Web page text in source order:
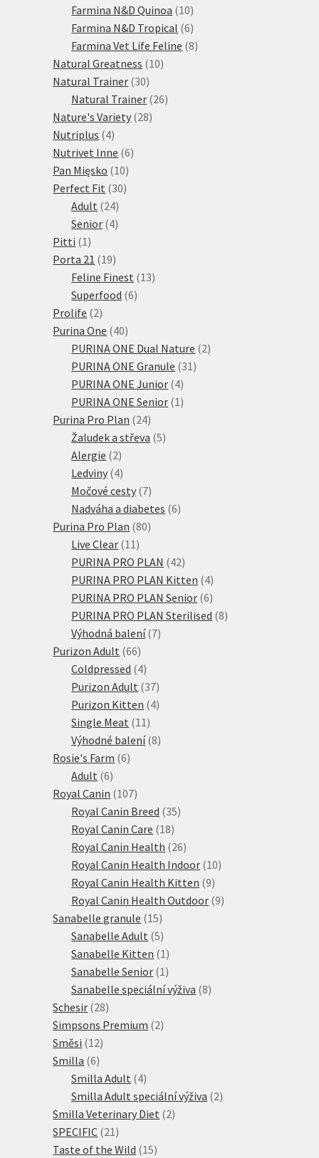
Farmina N&D Quinoa 1010
produktů
Farmina N&D Tropical 66
produktů
Farmina Vet Life Feline 88
Natural Greatness 1010
Natural Trainer 3030
produktů
Natural Trainer 2626
Nature's Variety 2828
Nutriplus 44
produkty
Nutrivet Inne 66
Pan Mięsko 1010
produktů
Perfect Fit 3030
Adult 2424
produktů
Senior 44
Pitti 1 1
produkt
Porta 21 1919
produktů
Feline Finest 1313
Superfood 66
Prolife 22
produkty
Purina One 4040
produktů
PURINA ONE Dual Nature 22
PURINA ONE Granule 31 31
PURINA ONE Junior 44
produkty
PURINA ONE Senior 1 1
Purina Pro Plan 2424
produktů
Žaludek a střeva 55
Alergie 22
produkty
Ledviny 44
produkty
Močové cesty 77
produktů
Nadváha a diabetes 66
Purina Pro Plan 8080
Live Clear 11 11
produktů
PURINA PRO PLAN 4242
produktů
PURINA PRO PLAN Kitten 44
produkty
PURINA PRO PLAN Senior 66
produktů
PURINA PRO PLAN Sterilised 88
Výhodná balení 77
Purizon Adult 6666
produktů
Coldpressed 44
produkty
Purizon Adult 3737
produktů
Purizon Kitten 44
Single Meat 11 11
produktů
Výhodné balení 88
Rosie's Farm 66
Adult 66
produktů
Royal Canin 107107
produktů
Royal Canin Breed 3535
Royal Canin Care 1818
produktů
Royal Canin Health 2626
produktů
Royal Canin Health Indoor 1010
Royal Canin Health Kitten 99
produktů
Royal Canin Health Outdoor 99
Sanabelle granule 1515
produktů
Sanabelle Adult 55
produktů
Sanabelle Kitten 1 1
produkt
Sanabelle Senior 1 1
produkt
Sanabelle speciální výživa 88
Schesir 2828
produktů
Simpsons Premium 22
Směsi 1212
Smilla 66
produktů
Smilla Adult 44
produkty
Smilla Adult speciální výživa 22
Smilla Veterinary Diet 22
SPECIFIC 21 21
produktů
Taste of the Wild 1515